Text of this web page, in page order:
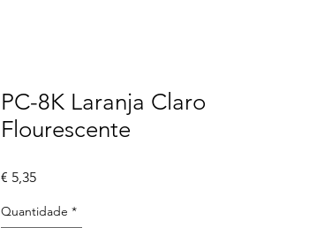
PC-8K Laranja Claro
Flourescente
€ 5,35Preço
Quantidade *